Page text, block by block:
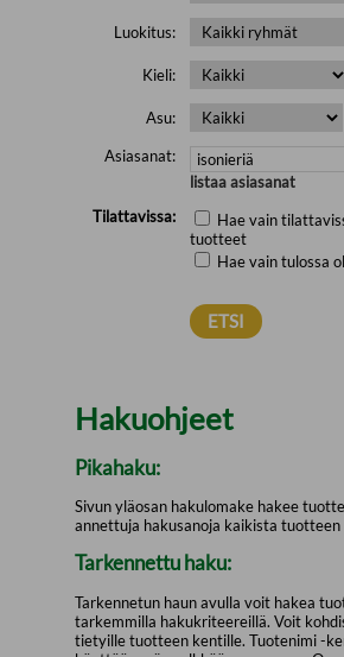
Luokitus:
Kieli:
Asu:
Asiasanat:
listaa asiasanat
Tilattavissa:
Hae vain
tuotteet
Hae vain tulossa
Hakuohjeet
Pikahaku:
Sivun yläosan hakulomake hakee
annettuja hakusanoja kaikista tuotteen
Tarkennettu haku:
Tarkennetun haun avulla voit hakea
tarkemmilla hakukriteereillä. Voit
tietyille tuotteen kentille. Tuotenimi -